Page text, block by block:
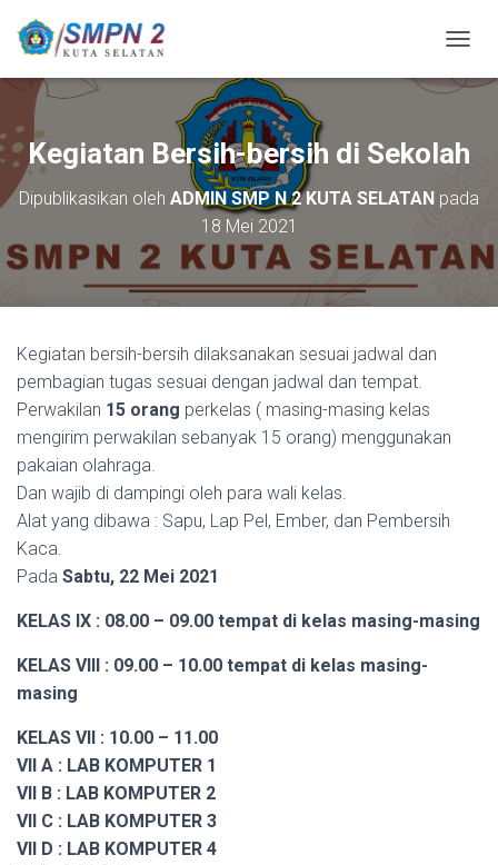
O
L
E
A
I
G
S
Kegiatan Bersih-bersih di Sekolah
Dipublikasikan oleh ADMIN SMP N 2 KUTA SELATAN pada
18 Mei 2021
Kegiatan bersih-bersih dilaksanakan sesuai jadwal dan
pembagian tugas sesuai dengan jadwal dan tempat.
Perwakilan 15 orang perkelas ( masing-masing kelas
mengirim perwakilan sebanyak 15 orang) menggunakan
pakaian olahraga.
Dan wajib di dampingi oleh para wali kelas.
Alat yang dibawa : Sapu, Lap Pel, Ember, dan Pembersih
Kaca.
Pada Sabtu, 22 Mei 2021
KELAS IX : 08.00 – 09.00 tempat di kelas masing-masing
KELAS VIII : 09.00 – 10.00 tempat di kelas masing-
masing
KELAS VII : 10.00 – 11.00
VII A : LAB KOMPUTER 1
VII B : LAB KOMPUTER 2
VII C : LAB KOMPUTER 3
VII D : LAB KOMPUTER 4